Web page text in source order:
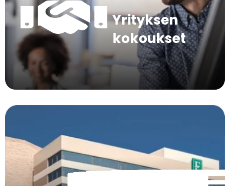
Yrityksen
kokoukset